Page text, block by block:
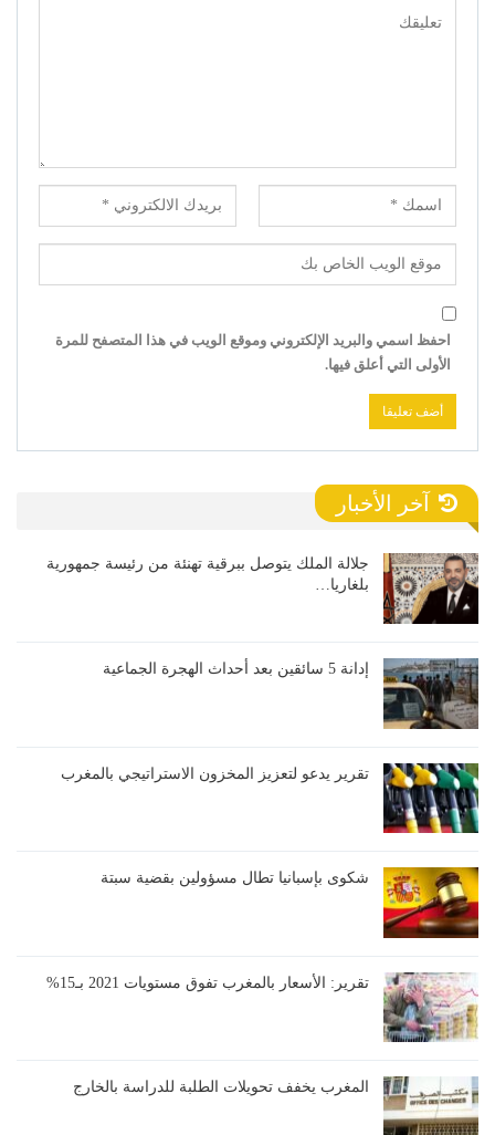
احفظ اسمي والبريد الإلكتروني وموقع الويب في هذا المتصفح للمرة
الأولى التي أعلق فيها.
آخر الأخبار
جلالة الملك يتوصل ببرقية تهنئة من رئيسة جمهورية
بلغاريا…
إدانة 5 سائقين بعد أحداث الهجرة الجماعية
تقرير يدعو لتعزيز المخزون الاستراتيجي بالمغرب
شكوى بإسبانيا تطال مسؤولين بقضية سبتة
تقرير: الأسعار بالمغرب تفوق مستويات 2021 بـ15%
المغرب يخفف تحويلات الطلبة للدراسة بالخارج